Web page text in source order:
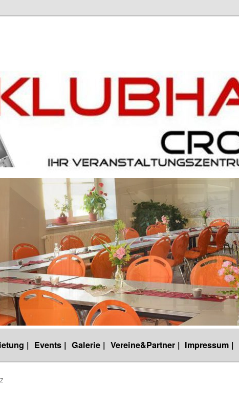
| Events | Galerie | Vereine&Partner | Impressum |